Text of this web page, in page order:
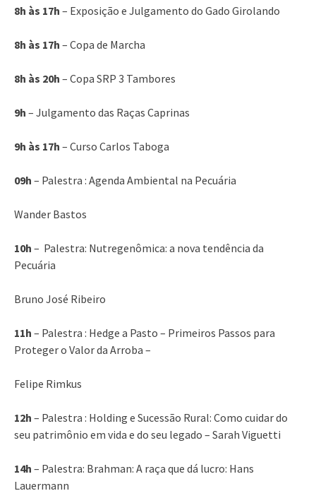
8h às 17h – Exposição e Julgamento do Gado Girolando
8h às 17h – Copa de Marcha
8h às 20h – Copa SRP 3 Tambores
9h – Julgamento das Raças Caprinas
9h às 17h – Curso Carlos Taboga
09h – Palestra : Agenda Ambiental na Pecuária
Wander Bastos
10h – Palestra: Nutregenômica: a nova tendência da
Pecuária
Bruno José Ribeiro
11h – Palestra : Hedge a Pasto – Primeiros Passos para
Proteger o Valor da Arroba –
Felipe Rimkus
12h – Palestra : Holding e Sucessão Rural: Como cuidar do
seu patrimônio em vida e do seu legado – Sarah Viguetti
14h – Palestra: Brahman: A raça que dá lucro: Hans
Lauermann